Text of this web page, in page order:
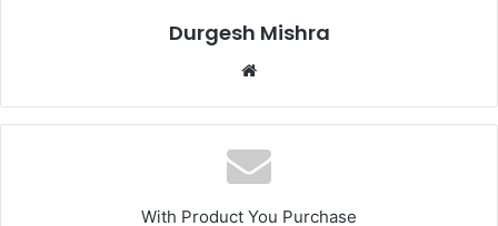
Durgesh Mishra
Website
With Product You Purchase